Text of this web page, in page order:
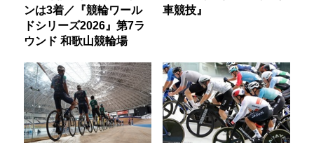
ンは3着／『競輪ワール
ドシリーズ2026』第7ラ
ウンド 和歌山競輪場
車競技』